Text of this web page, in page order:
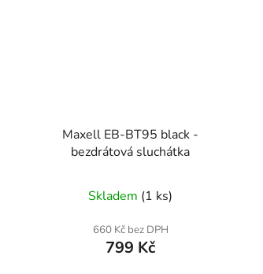
Maxell EB-BT95 black -
bezdrátová sluchátka
Skladem (1 ks)
660 Kč bez DPH
799 Kč